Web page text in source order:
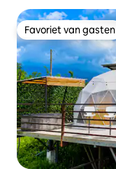
Favoriet van gasten
Favoriet van gasten